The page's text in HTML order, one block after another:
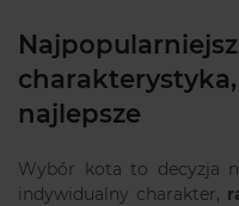
najlepsze
Wybór kota to decyzja
indywidualny charakter,